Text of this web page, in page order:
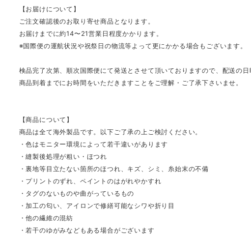
【お届けについて】
ご注文確認後のお取り寄せ商品となります。
お届けまでに約14〜21営業日程度かかります。
※国際便の運航状況や祝祭日の物流等よって更にかかる場合もございます。
検品完了次第、順次国際便にて発送とさせて頂いておりますので、配送の日
商品到着までにお時間をいただきますことをご理解・ご了承下さいませ。
【商品について】
商品は全て海外製品です。以下ご了承の上ご検討ください。
・色はモニター環境によって若干違いがあります
・縫製後処理が粗い・ほつれ
・裏地等目立たない箇所のほつれ、キズ、シミ、糸始末の不備
・プリントのずれ、ペイントのはがれやかすれ
・タグのないものや曲がっているもの
・加工の匂い、アイロンで修繕可能なシワや折り目
・他の繊維の混紡
・若干のゆがみなどもある場合がございます